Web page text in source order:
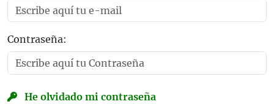
Contraseña:
He olvidado mi contraseña